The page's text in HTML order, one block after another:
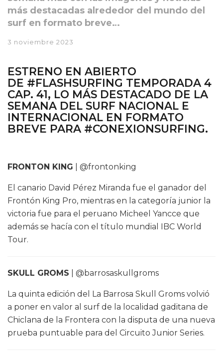
más destacadas alrededor del mundo del
surf en formato breve…
3 noviembre 2023
ESTRENO EN ABIERTO
DE #FLASHSURFING TEMPORADA 4
CAP. 41, LO MÁS DESTACADO DE LA
SEMANA DEL SURF NACIONAL E
INTERNACIONAL EN FORMATO
BREVE PARA #CONEXIONSURFING.
FRONTON KING | @frontonking
El canario David Pérez Miranda fue el ganador del
Frontón King Pro, mientras en la categoría junior la
victoria fue para el peruano Micheel Yancce que
además se hacía con el título mundial IBC World
Tour.
SKULL GROMS | @barrosaskullgroms
La quinta edición del La Barrosa Skull Groms volvió
a poner en valor al surf de la localidad gaditana de
Chiclana de la Frontera con la disputa de una nueva
prueba puntuable para del Circuito Junior Series.